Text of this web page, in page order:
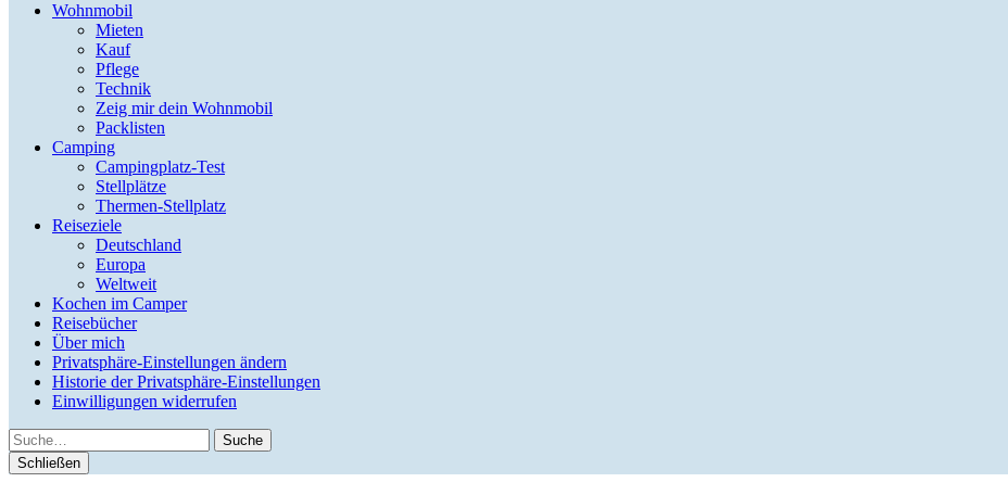
Wohnmobil
Mieten
Kauf
Pflege
Technik
Zeig mir dein Wohnmobil
Packlisten
Camping
Campingplatz-Test
Stellplätze
Thermen-Stellplatz
Reiseziele
Deutschland
Europa
Weltweit
Kochen im Camper
Reisebücher
Über mich
Privatsphäre-Einstellungen ändern
Historie der Privatsphäre-Einstellungen
Einwilligungen widerrufen
Suche
Schließen